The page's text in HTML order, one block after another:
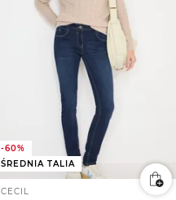
-60%
ŚREDNIA TALIA
CECIL